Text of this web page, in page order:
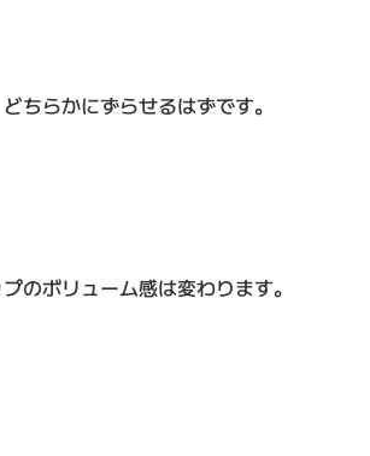
ちらかにずらせるはずです。
のボリューム感は変わります。